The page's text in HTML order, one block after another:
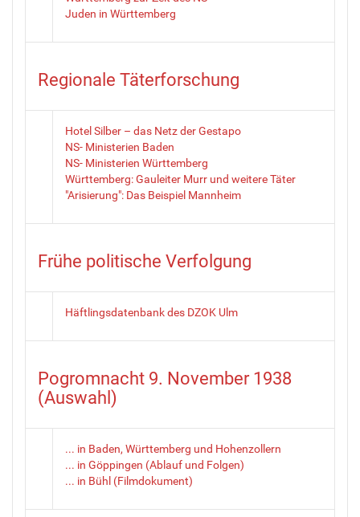
Juden in Württemberg
Regionale Täterforschung
Hotel Silber – das Netz der Gestapo
NS- Ministerien Baden
NS- Ministerien Württemberg
Württemberg: Gauleiter Murr und weitere Täter
"Arisierung": Das Beispiel Mannheim
Frühe politische Verfolgung
Häftlingsdatenbank des DZOK Ulm
Pogromnacht 9. November 1938
(Auswahl)
... in Baden, Württemberg und Hohenzollern
... in Göppingen (Ablauf und Folgen)
... in Bühl (Filmdokument)